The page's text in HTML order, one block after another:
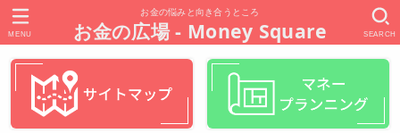
お金の悩みと向き合うところ
お金の広場 - Money Square SEARCH
MENU